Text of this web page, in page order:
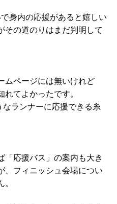
身内の応援があると嬉しい
その道のりはまだ判明して
ムページには無いけれど
れてよかったです。
ランナーに応援できる糸
「応援バス」の案内も大き
、フィニッシュ会場につい